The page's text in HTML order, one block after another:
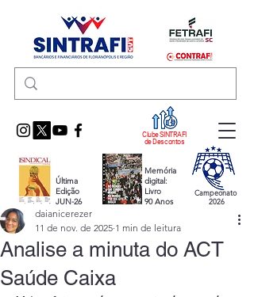
Clube SINTRAFI
de Descontos
Última
Edição
JUN-26
Memória
digital:
Livro
90 Anos
Campeonato
2026
Analise a minuta do ACT
Saúde Caixa
daianicerezer
11 de nov. de 2025 1 min de leitura